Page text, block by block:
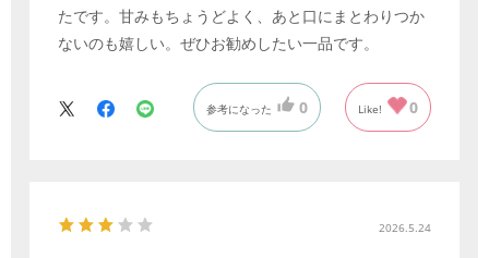
たです。甘みもちょうどよく、あと口にまとわりつか
ないのも嬉しい。ぜひお勧めしたい一品です。
参考になった 0 Like! 0
2026.5.24